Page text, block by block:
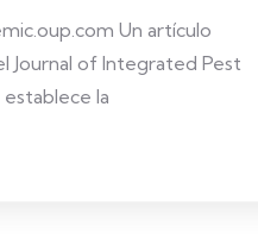
Un artículo
Journal of Integrated Pest
la